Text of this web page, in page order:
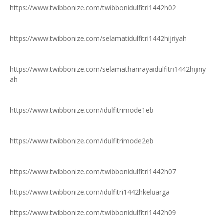
https://www.twibbonize.com/twibbonidulfitri1442h02
https://www.twibbonize.com/selamatidulfitri1442hijriyah
https://www.twibbonize.com/selamatharirayaidulfitri1442hijiriy
ah
https://www.twibbonize.com/idulfitrimode1eb
https://www.twibbonize.com/idulfitrimode2eb
https://www.twibbonize.com/twibbonidulfitri1442h07
https://www.twibbonize.com/idulfitri1442hkeluarga
https://www.twibbonize.com/twibbonidulfitri1442h09